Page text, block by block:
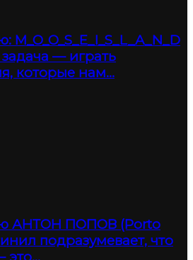
M_O_O_S_E_I_S_L_A_N_D
— играть
которые нам…
АНТОН ПОПОВ (Porto
подразумевает, что